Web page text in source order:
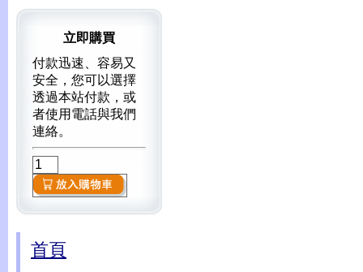
立即購買
付款迅速、容易又
安全，您可以選擇
透過本站付款，或
者使用電話與我們
連絡。
首頁